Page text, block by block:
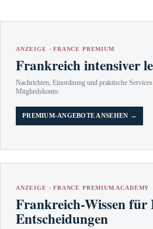
ANZEIGE · FRANCE PREMIUM
Frankreich intensiver
Nachrichten, Einordnung und praktische
Mitgliedskonto.
PREMIUM-ANGEBOTE ANSEHEN →
ANZEIGE · FRANCE PREMIUM ACADEMY
Frankreich-Wissen für
Entscheidungen